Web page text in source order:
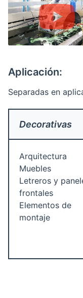
Aplicación:
Separadas en
Decorativas
Arquitectura
Muebles
Letreros y
frontales
Elementos de
montaje